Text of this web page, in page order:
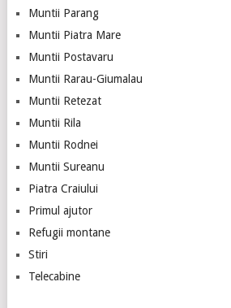
Muntii Parang
Muntii Piatra Mare
Muntii Postavaru
Muntii Rarau-Giumalau
Muntii Retezat
Muntii Rila
Muntii Rodnei
Muntii Sureanu
Piatra Craiului
Primul ajutor
Refugii montane
Stiri
Telecabine